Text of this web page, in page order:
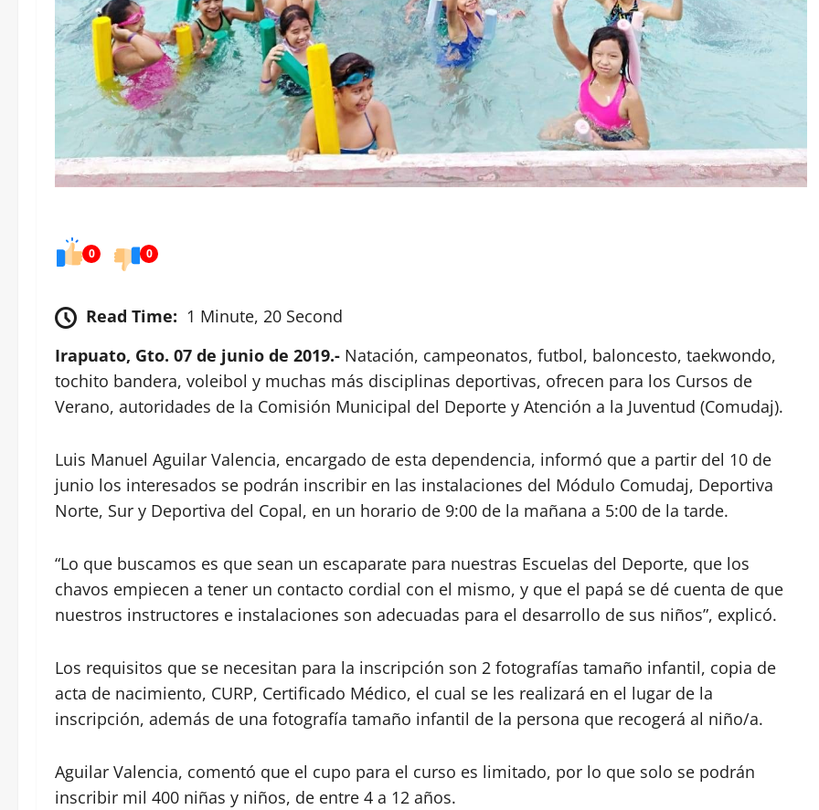
0 0
Read Time: 1 Minute, 20 Second
Irapuato, Gto. 07 de junio de 2019.- Natación, campeonatos, futbol, baloncesto, taekwondo,
tochito bandera, voleibol y muchas más disciplinas deportivas, ofrecen para los Cursos de
Verano, autoridades de la Comisión Municipal del Deporte y Atención a la Juventud (Comudaj).
Luis Manuel Aguilar Valencia, encargado de esta dependencia, informó que a partir del 10 de
junio los interesados se podrán inscribir en las instalaciones del Módulo Comudaj, Deportiva
Norte, Sur y Deportiva del Copal, en un horario de 9:00 de la mañana a 5:00 de la tarde.
“Lo que buscamos es que sean un escaparate para nuestras Escuelas del Deporte, que los
chavos empiecen a tener un contacto cordial con el mismo, y que el papá se dé cuenta de que
nuestros instructores e instalaciones son adecuadas para el desarrollo de sus niños”, explicó.
Los requisitos que se necesitan para la inscripción son 2 fotografías tamaño infantil, copia de
acta de nacimiento, CURP, Certificado Médico, el cual se les realizará en el lugar de la
inscripción, además de una fotografía tamaño infantil de la persona que recogerá al niño/a.
Aguilar Valencia, comentó que el cupo para el curso es limitado, por lo que solo se podrán
inscribir mil 400 niñas y niños, de entre 4 a 12 años.